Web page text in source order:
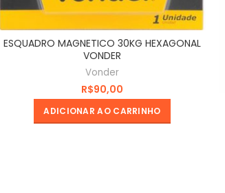
ESQUADRO MAGNETICO 30KG HEXAGONAL
VONDER
Vonder
R$
ADICIONAR AO CARRINHO